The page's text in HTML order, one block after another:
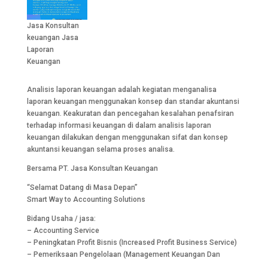
Jasa Konsultan
keuangan Jasa
Laporan
Keuangan
Analisis laporan keuangan adalah kegiatan menganalisa
laporan keuangan menggunakan konsep dan standar akuntansi
keuangan. Keakuratan dan pencegahan kesalahan penafsiran
terhadap informasi keuangan di dalam analisis laporan
keuangan dilakukan dengan menggunakan sifat dan konsep
akuntansi keuangan selama proses analisa.
Bersama PT. Jasa Konsultan Keuangan
“Selamat Datang di Masa Depan”
Smart Way to Accounting Solutions
Bidang Usaha / jasa:
– Accounting Service
– Peningkatan Profit Bisnis (Increased Profit Business Service)
– Pemeriksaan Pengelolaan (Management Keuangan Dan